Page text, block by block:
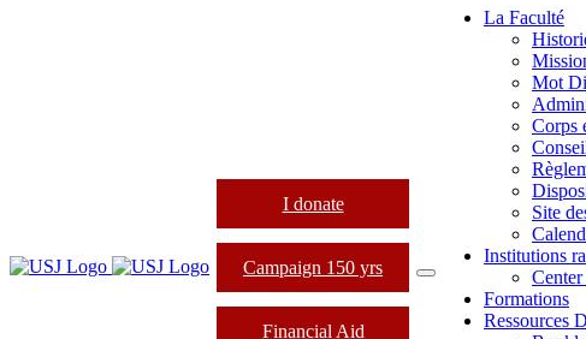
I donate
Campaign 150 yrs
Financial Aid
La Faculté
Mot
Corps
Site
Institutions
Formations
Ressources